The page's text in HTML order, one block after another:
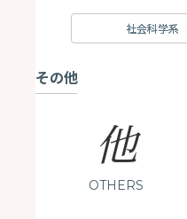
社会科学系
その他
他
OTHERS